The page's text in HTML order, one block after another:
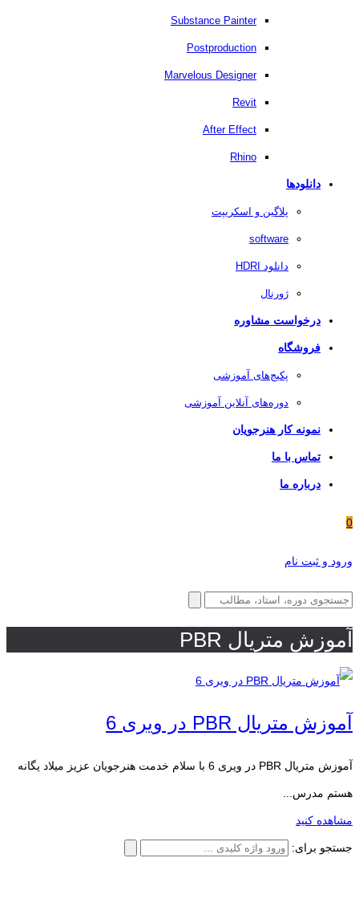
Substance Painter
Postproduction
Marvelous Designer
Revit
After Effect
Rhino
دانلودها
پلاگین و اسکریپت
software
دانلود HDRI
ژورنال
درخواست مشاوره
فروشگاه
پکیج‌های آموزشی
دوره‌های آنلاین آموزشی
نمونه کار هنرجویان
تماس با ما
درباره ما
0
ورود و ثبت نام
آموزش متریال PBR
آموزش متریال PBR در ویری 6
آموزش متریال PBR در ویری 6 با سلام خدمت هنرجویان عزیز میلاد یگانه
هستم مدرس...
مشاهده کنید
جستجو برای: